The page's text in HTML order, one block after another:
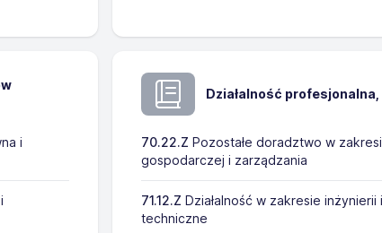
i
Działalność
70.22.Z Pozostałe doradztwo w
gospodarczej i zarządzania
71.12.Z Działalność w zakresie
techniczne